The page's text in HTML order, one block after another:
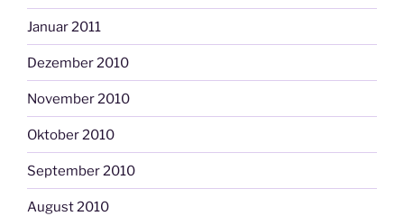
Januar 2011
Dezember 2010
November 2010
Oktober 2010
September 2010
August 2010